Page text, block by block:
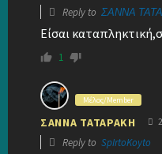
Reply to ΣΑΝΝΑ
Είσαι
1
Μέλος/Member
ΣΑΝΝΑ ΤΑΤΑΡΑΚΗ
Reply to SpIrtoKoyto